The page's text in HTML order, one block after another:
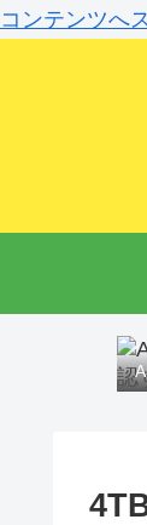
コンテンツへ